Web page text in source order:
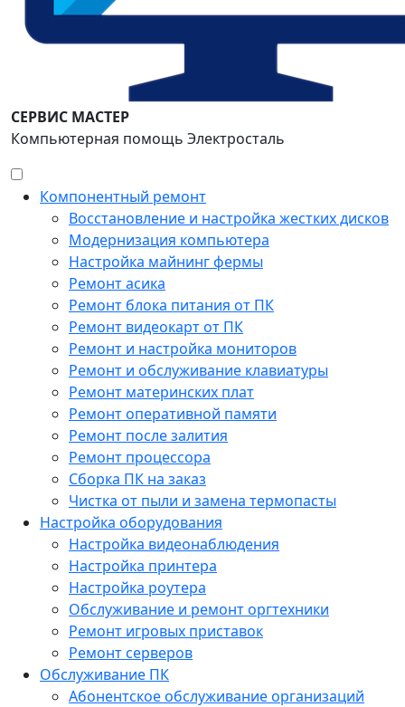
СЕРВИС МАСТЕР
Компьютерная помощь Электросталь
Компонентный ремонт
Восстановление и настройка жестких дисков
Модернизация компьютера
Настройка майнинг фермы
Ремонт асика
Ремонт блока питания от ПК
Ремонт видеокарт от ПК
Ремонт и настройка мониторов
Ремонт и обслуживание клавиатуры
Ремонт материнских плат
Ремонт оперативной памяти
Ремонт после залития
Ремонт процессора
Сборка ПК на заказ
Чистка от пыли и замена термопасты
Настройка оборудования
Настройка видеонаблюдения
Настройка принтера
Настройка роутера
Обслуживание и ремонт оргтехники
Ремонт игровых приставок
Ремонт серверов
Обслуживание ПК
Абонентское обслуживание организаций